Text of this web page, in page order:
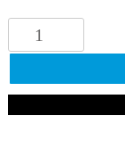
225/70R15
112/110R
AGILIS